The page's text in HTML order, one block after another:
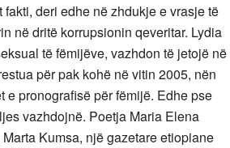
deri edhe në zhdukje e vrasje të
në dritë korrupsionin qeveritar. Lydia
të fëmijëve, vazhdon të jetojë në
për pak kohë në vitin 2005, nën
pronografisë për fëmijë. Edhe pse
vazhdojnë. Poetja Maria Elena
Kumsa, një gazetare etiopiane